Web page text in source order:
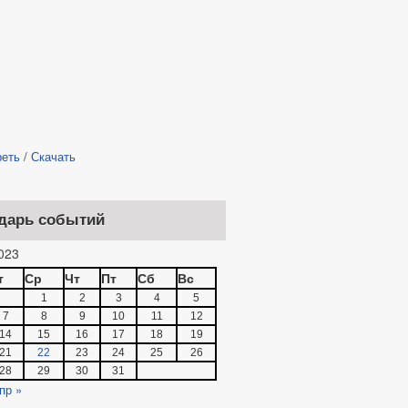
/ Скачать
событий
Ср Чт Пт Сб Вс
1 2 3 4
5
7
8 9 10 11
12
14
15 16 17 18
19
21
22 23 24 25
26
28
29 30 31
»